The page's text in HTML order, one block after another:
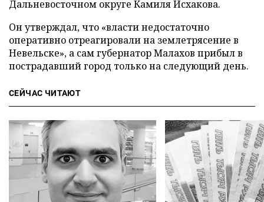
Дальневосточном округе Камиля Исхакова.
Он утверждал, что «власти недостаточно
оперативно отреагировали на землетрясение в
Невельске», а сам губернатор Малахов прибыл в
пострадавший город только на следующий день.
СЕЙЧАС ЧИТАЮТ